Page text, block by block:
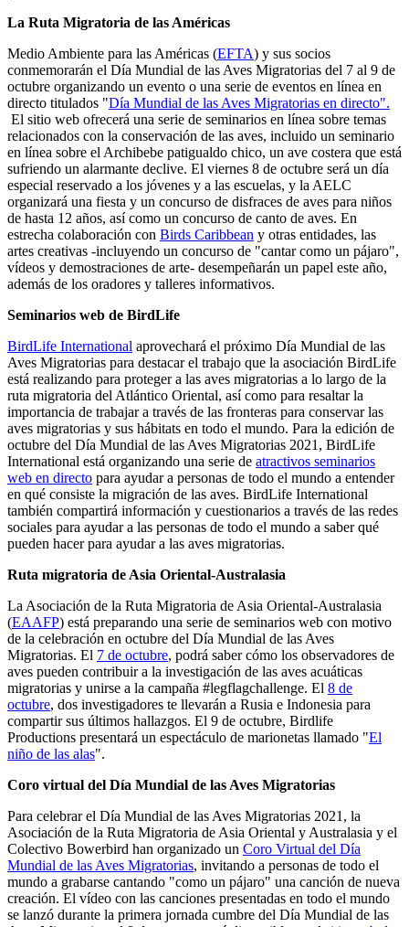
La Ruta Migratoria de las Américas
Medio Ambiente para las Américas (EFTA) y sus socios
conmemorarán el Día Mundial de las Aves Migratorias del 7 al 9 de
octubre organizando un evento o una serie de eventos en línea en
directo titulados "Día Mundial de las Aves Migratorias en directo".
El sitio web ofrecerá una serie de seminarios en línea sobre temas
relacionados con la conservación de las aves, incluido un seminario
en línea sobre el Archibebe patigualdo chico, un ave costera que está
sufriendo un alarmante declive. El viernes 8 de octubre será un día
especial reservado a los jóvenes y a las escuelas, y la AELC
organizará una fiesta y un concurso de disfraces de aves para niños
de hasta 12 años, así como un concurso de canto de aves. En
estrecha colaboración con Birds Caribbean y otras entidades, las
artes creativas -incluyendo un concurso de "cantar como un pájaro",
vídeos y demostraciones de arte- desempeñarán un papel este año,
además de los oradores y talleres informativos.
Seminarios web de BirdLife
BirdLife International aprovechará el próximo Día Mundial de las
Aves Migratorias para destacar el trabajo que la asociación BirdLife
está realizando para proteger a las aves migratorias a lo largo de la
ruta migratoria del Atlántico Oriental, así como para resaltar la
importancia de trabajar a través de las fronteras para conservar las
aves migratorias y sus hábitats en todo el mundo. Para la edición de
octubre del Día Mundial de las Aves Migratorias 2021, BirdLife
International está organizando una serie de atractivos seminarios
web en directo para ayudar a personas de todo el mundo a entender
en qué consiste la migración de las aves. BirdLife International
también compartirá información y cuestionarios a través de las redes
sociales para ayudar a las personas de todo el mundo a saber qué
pueden hacer para ayudar a las aves migratorias.
Ruta migratoria de Asia Oriental-Australasia
La Asociación de la Ruta Migratoria de Asia Oriental-Australasia
(EAAFP) está preparando una serie de seminarios web con motivo
de la celebración en octubre del Día Mundial de las Aves
Migratorias. El 7 de octubre, podrá saber cómo los observadores de
aves pueden contribuir a la investigación de las aves acuáticas
migratorias y unirse a la campaña #legflagchallenge. El 8 de
octubre, dos investigadores te llevarán a Rusia e Indonesia para
compartir sus últimos hallazgos. El 9 de octubre, Birdlife
Productions presentará un espectáculo de marionetas llamado "El
niño de las alas".
Coro virtual del Día Mundial de las Aves Migratorias
Para celebrar el Día Mundial de las Aves Migratorias 2021, la
Asociación de la Ruta Migratoria de Asia Oriental y Australasia y el
Colectivo Bowerbird han organizado un Coro Virtual del Día
Mundial de las Aves Migratorias, invitando a personas de todo el
mundo a grabarse cantando "como un pájaro" una canción de nueva
creación. El vídeo con las canciones presentadas en todo el mundo
se lanzó durante la primera jornada cumbre del Día Mundial de las